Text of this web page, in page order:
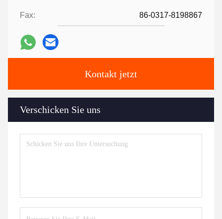
Fax: 86-0317-8198867
Kontakt jetzt
Verschicken Sie uns